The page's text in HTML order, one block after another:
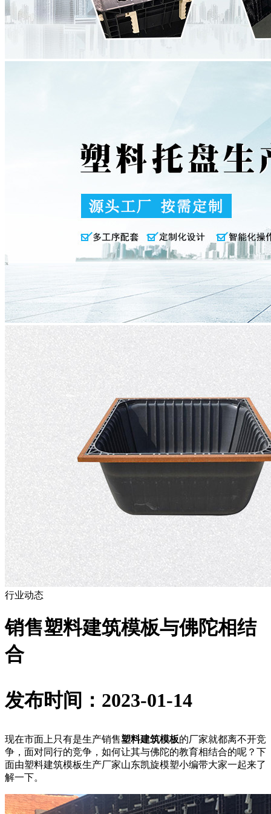
行业动态
销售塑料建筑模板与佛陀相结
合
发布时间：2023-01-14
现在市面上只有是生产销售塑料建筑模板的厂家就都离不开竞
争，面对同行的竞争，如何让其与佛陀的教育相结合的呢？下
面由塑料建筑模板生产厂家山东凯旋模塑小编带大家一起来了
解一下。